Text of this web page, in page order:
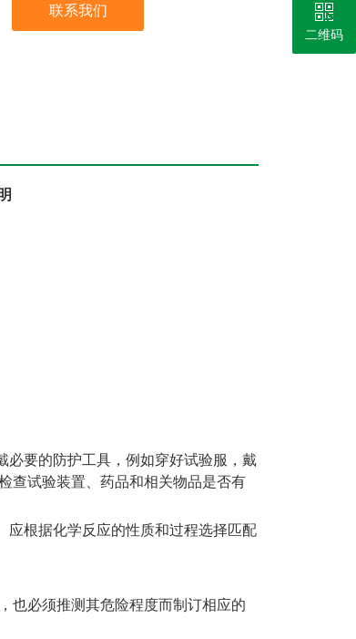
联系我们
必要的防护工具，例如穿好试验服，戴
查试验装置、药品和相关物品是否有
应根据化学反应的性质和过程选择匹配
也必须推测其危险程度而制订相应的
二维码